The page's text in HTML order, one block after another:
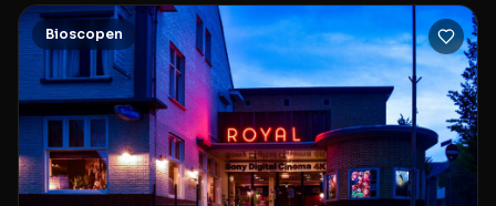
Bioscopen